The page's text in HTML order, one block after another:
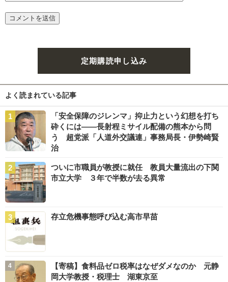
定期購読申し込み
よく読まれている記事
「安全保障のジレンマ」抑止力という幻想を打ち
砕くには――長射程ミサイル配備の熊本から問
う 超党派「人道外交議連」事務局長・伊勢崎賢
治
ついに市職員が教授に就任 教員大量流出の下関
市立大学 ３年で半数が去る異常
存立危機事態呼び込む高市早苗
【寄稿】食料品ゼロ税率はなぜダメなのか 元静
岡大学教授・税理士 湖東京至